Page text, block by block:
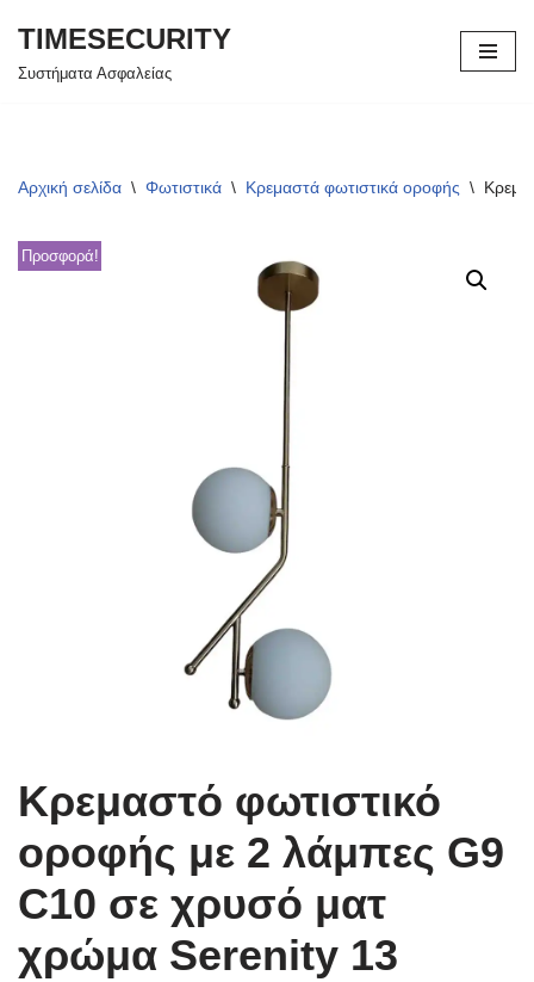
Μεταπηδήστε
TIMESECURITY
Συστήματα Ασφαλείας
Αρχική σελίδα \ Φωτιστικά \ Κρεμαστά φωτιστικά οροφής \
Προσφορά!
Κρεμαστό φωτιστικό
οροφής με 2 λάμπες G9
C10 σε χρυσό ματ
χρώμα Serenity 13